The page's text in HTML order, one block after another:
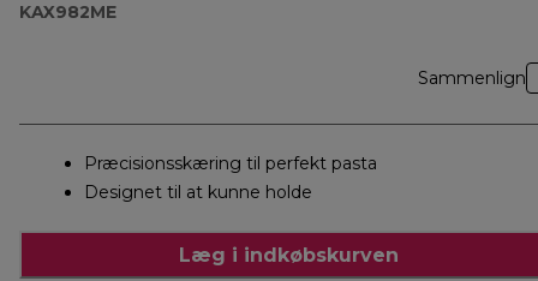
KAX982ME
Sammenlign
Præcisionsskæring til perfekt pasta
Designet til at kunne holde
Læg i indkøbskurven